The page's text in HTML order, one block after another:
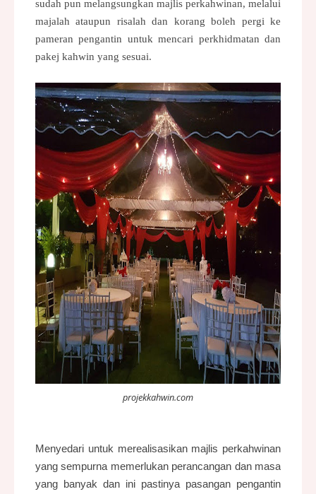
sudah pun melangsungkan majlis perkahwinan, melalui
majalah ataupun risalah dan korang boleh pergi ke
pameran pengantin untuk mencari perkhidmatan dan
pakej kahwin yang sesuai.
projekkahwin.com
Menyedari untuk merealisasikan majlis perkahwinan
yang sempurna memerlukan perancangan dan masa
yang banyak dan ini pastinya pasangan pengantin